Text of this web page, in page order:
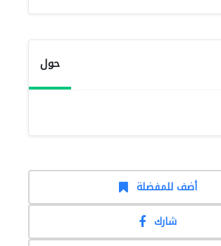
حول
أضف للمفضلة
شارك